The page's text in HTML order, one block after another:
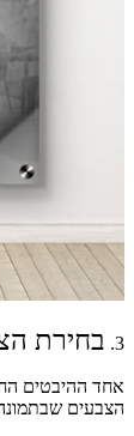
3. בחירת
אחד ההיבטים
הצבעים